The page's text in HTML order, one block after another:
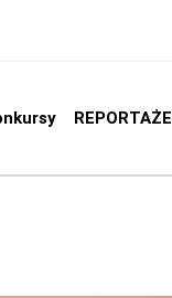
REPORTAŻE